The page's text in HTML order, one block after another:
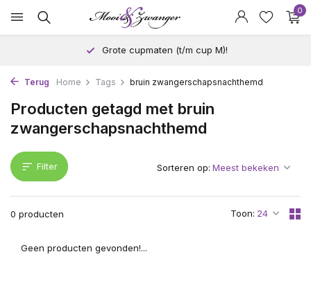
0
Grote cupmaten (t/m cup M)!
Terug Home Tags bruin zwangerschapsnachthemd
Producten getagd met bruin
zwangerschapsnachthemd
Filter
0 producten Toon:
Sorteren op:
Geen producten gevonden!...